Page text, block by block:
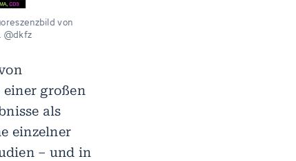
von
@dkfz
großen
als
einzelner
– und in